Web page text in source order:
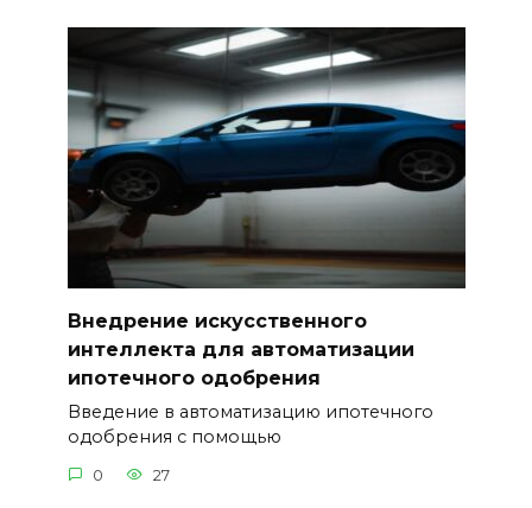
Внедрение искусственного
интеллекта для автоматизации
ипотечного одобрения
Введение в автоматизацию ипотечного
одобрения с помощью
0 27